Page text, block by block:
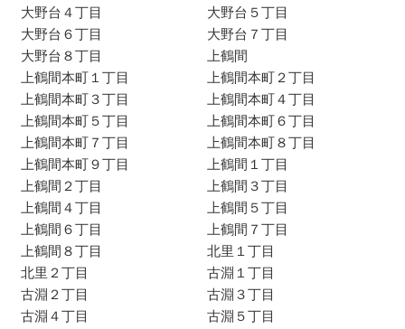
大野台４丁目
大野台５丁目
大野台６丁目
大野台７丁目
大野台８丁目
上鶴間
上鶴間本町１丁目
上鶴間本町２丁目
上鶴間本町３丁目
上鶴間本町４丁目
上鶴間本町５丁目
上鶴間本町６丁目
上鶴間本町７丁目
上鶴間本町８丁目
上鶴間本町９丁目
上鶴間１丁目
上鶴間２丁目
上鶴間３丁目
上鶴間４丁目
上鶴間５丁目
上鶴間６丁目
上鶴間７丁目
上鶴間８丁目
北里１丁目
北里２丁目
古淵１丁目
古淵２丁目
古淵３丁目
古淵４丁目
古淵５丁目